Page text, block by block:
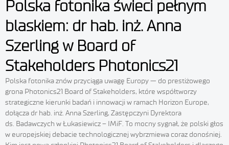
Polska fotonika świeci pełnym
blaskiem: dr hab. inż. Anna
Szerling w Board of
Stakeholders Photonics21
Polska fotonika znów przyciąga uwagę Europy — do prestiżowego
grona Photonics21 Board of Stakeholders, które współtworzy
strategiczne kierunki badań i innowacji w ramach Horizon Europe,
dołącza dr hab. inż. Anna Szerling, Zastępczyni Dyrektora
ds. Badawczych w Łukasiewicz – IMiF. To mocny sygnał, że polski głos
w europejskiej debacie technologicznej wybrzmiewa coraz donośniej.